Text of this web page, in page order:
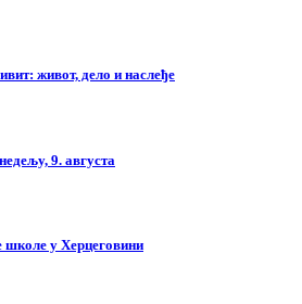
живот, дело и наслеђе
9. августа
школе у Херцеговини